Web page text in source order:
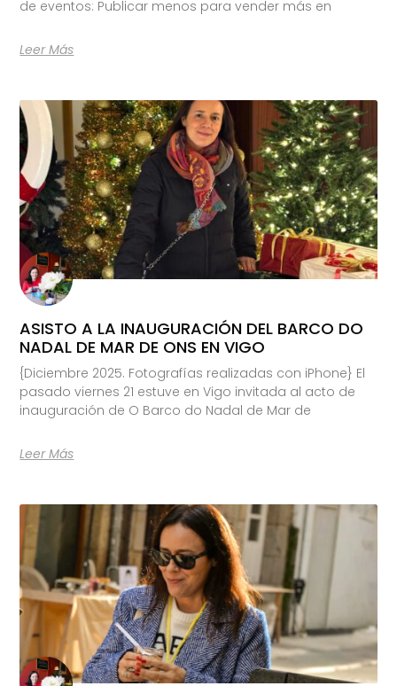
de eventos: Publicar menos para vender más en
Leer Más
ASISTO A LA INAUGURACIÓN DEL BARCO DO
NADAL DE MAR DE ONS EN VIGO
{Diciembre 2025. Fotografías realizadas con iPhone} El
pasado viernes 21 estuve en Vigo invitada al acto de
inauguración de O Barco do Nadal de Mar de
Leer Más